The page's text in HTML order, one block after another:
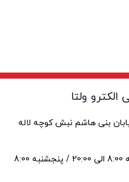
الکترو ولتا
بنی هاشم نبش کوچه لاله
ساعت کاری : شنبه تا چهارشنبه 8:00 الی 20:00 / پنجشنبه 8:00